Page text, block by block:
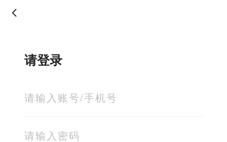
请登录